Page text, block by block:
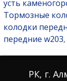
усть
Тормозные
колодки
передние w203,
РК, г.